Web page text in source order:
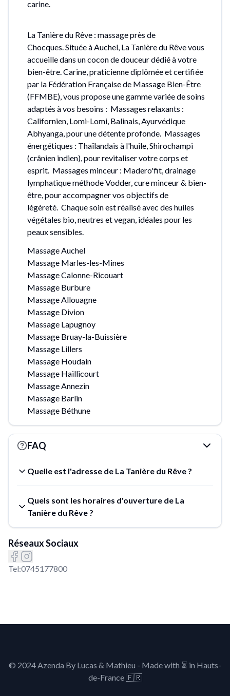
Réseaux Sociaux
Tel:0745177800
carine.
La Tanière du Rêve : massage près de
Chocques. Située à Auchel, La Tanière du Rêve vous
accueille dans un cocon de douceur dédié à votre
bien-être. Carine, praticienne diplômée et certifiée
par la Fédération Française de Massage Bien-Être
(FFMBE), vous propose une gamme variée de soins
adaptés à vos besoins : Massages relaxants :
Californien, Lomi-Lomi, Balinais, Ayurvédique
Abhyanga, pour une détente profonde. Massages
énergétiques : Thaïlandais à l'huile, Shirochampi
(crânien indien), pour revitaliser votre corps et
esprit. Massages minceur : Madero'fit, drainage
lymphatique méthode Vodder, cure minceur & bien-
être, pour accompagner vos objectifs de
légèreté. Chaque soin est réalisé avec des huiles
végétales bio, neutres et vegan, idéales pour les
peaux sensibles.
Massage Auchel
Massage Marles-les-Mines
Massage Calonne-Ricouart
Massage Burbure
Massage Allouagne
Massage Divion
Massage Lapugnoy
Massage Bruay-la-Buissière
Massage Lillers
Massage Houdain
Massage Haillicourt
Massage Annezin
Massage Barlin
Massage Béthune
FAQ
Quelle est l'adresse de La Tanière du Rêve ?
Quels sont les horaires d'ouverture de La
Tanière du Rêve ?
© 2024 Azenda By Lucas & Mathieu - Made with ⏳ in Hauts-
de-France 🇫🇷